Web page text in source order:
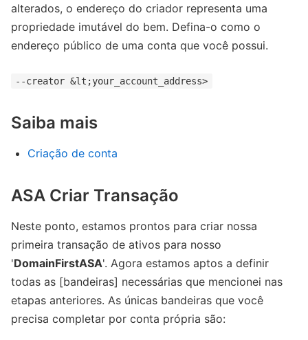
alterados, o endereço do criador representa uma
propriedade imutável do bem. Defina-o como o
endereço público de uma conta que você possui.
--creator &lt;your_account_address>
Saiba mais
Criação de conta
ASA Criar Transação
Neste ponto, estamos prontos para criar nossa
primeira transação de ativos para nosso
'DomainFirstASA'. Agora estamos aptos a definir
todas as [bandeiras] necessárias que mencionei nas
etapas anteriores. As únicas bandeiras que você
precisa completar por conta própria são: